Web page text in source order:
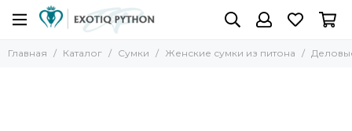
Главная Каталог Сумки Женские сумки из питона